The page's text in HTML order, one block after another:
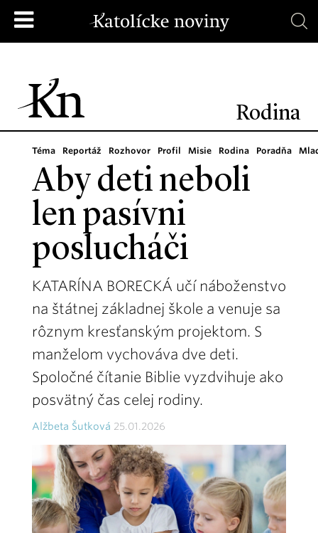
Rodina
Téma Reportáž Rozhovor Profil Misie Rodina Poradňa
Aby deti neboli
len pasívni
poslucháči
KATARÍNA BORECKÁ učí náboženstvo
na štátnej základnej škole a venuje sa
rôznym kresťanským projektom. S
manželom vychováva dve deti.
Spoločné čítanie Biblie vyzdvihuje ako
posvätný čas celej rodiny.
Alžbeta Šutková 25.01.2026